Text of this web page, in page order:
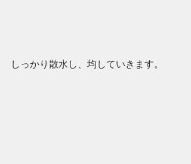
しっかり散水し、均していきます。